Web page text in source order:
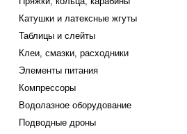
Катушки и латексные жгуты
Таблицы и слейты
Клеи, смазки, расходники
Элементы питания
Компрессоры
Водолазное оборудование
Подводные дроны